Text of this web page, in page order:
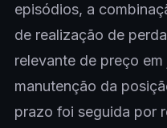
episódios, a
de realização de
relevante de preço
manutenção da
prazo foi seguida por